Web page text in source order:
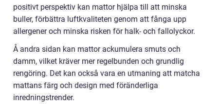
positivt perspektiv kan mattor hjälpa till att minska
buller, förbättra luftkvaliteten genom att fånga upp
allergener och minska risken för halk- och fallolyckor.
Å andra sidan kan mattor ackumulera smuts och
damm, vilket kräver mer regelbunden och grundlig
rengöring. Det kan också vara en utmaning att matcha
mattans färg och design med föränderliga
inredningstrender.